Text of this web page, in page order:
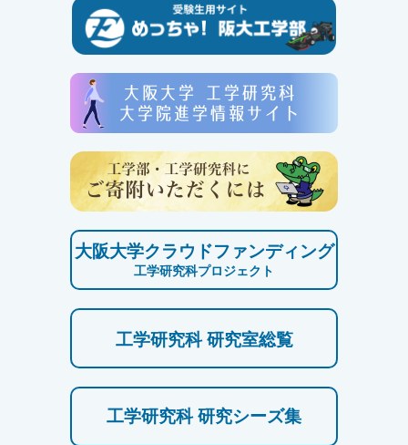
大阪大学クラウドファンディング
工学研究科プロジェクト
工学研究科 研究室総覧
工学研究科 研究シーズ集